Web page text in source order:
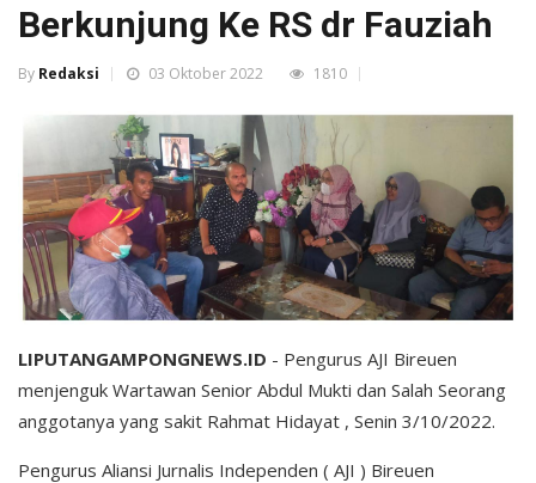
Berkunjung Ke RS dr Fauziah
By Redaksi 03 Oktober 2022 1810
LIPUTANGAMPONGNEWS.ID - Pengurus AJI Bireuen
menjenguk Wartawan Senior Abdul Mukti dan Salah Seorang
anggotanya yang sakit Rahmat Hidayat , Senin 3/10/2022.
Pengurus Aliansi Jurnalis Independen ( AJI ) Bireuen